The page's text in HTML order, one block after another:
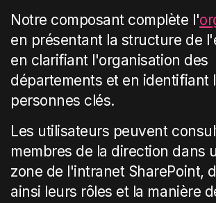
Notre composant complète l'
en présentant la structure de
en clarifiant l'organisation des
départements et en identifiant
personnes clés.
Les utilisateurs peuvent
membres de la direction dans
zone de l'intranet SharePoint,
ainsi leurs rôles et la manière